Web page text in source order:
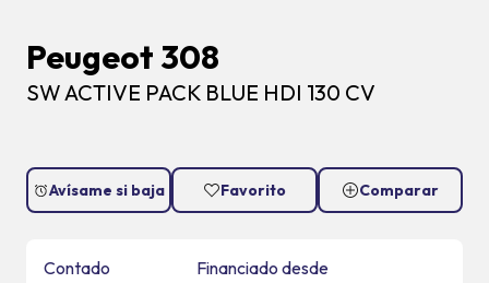
Peugeot 308
SW ACTIVE PACK BLUE HDI 130 CV
Avísame si baja Favorito Comparar
Contado Financiado desde